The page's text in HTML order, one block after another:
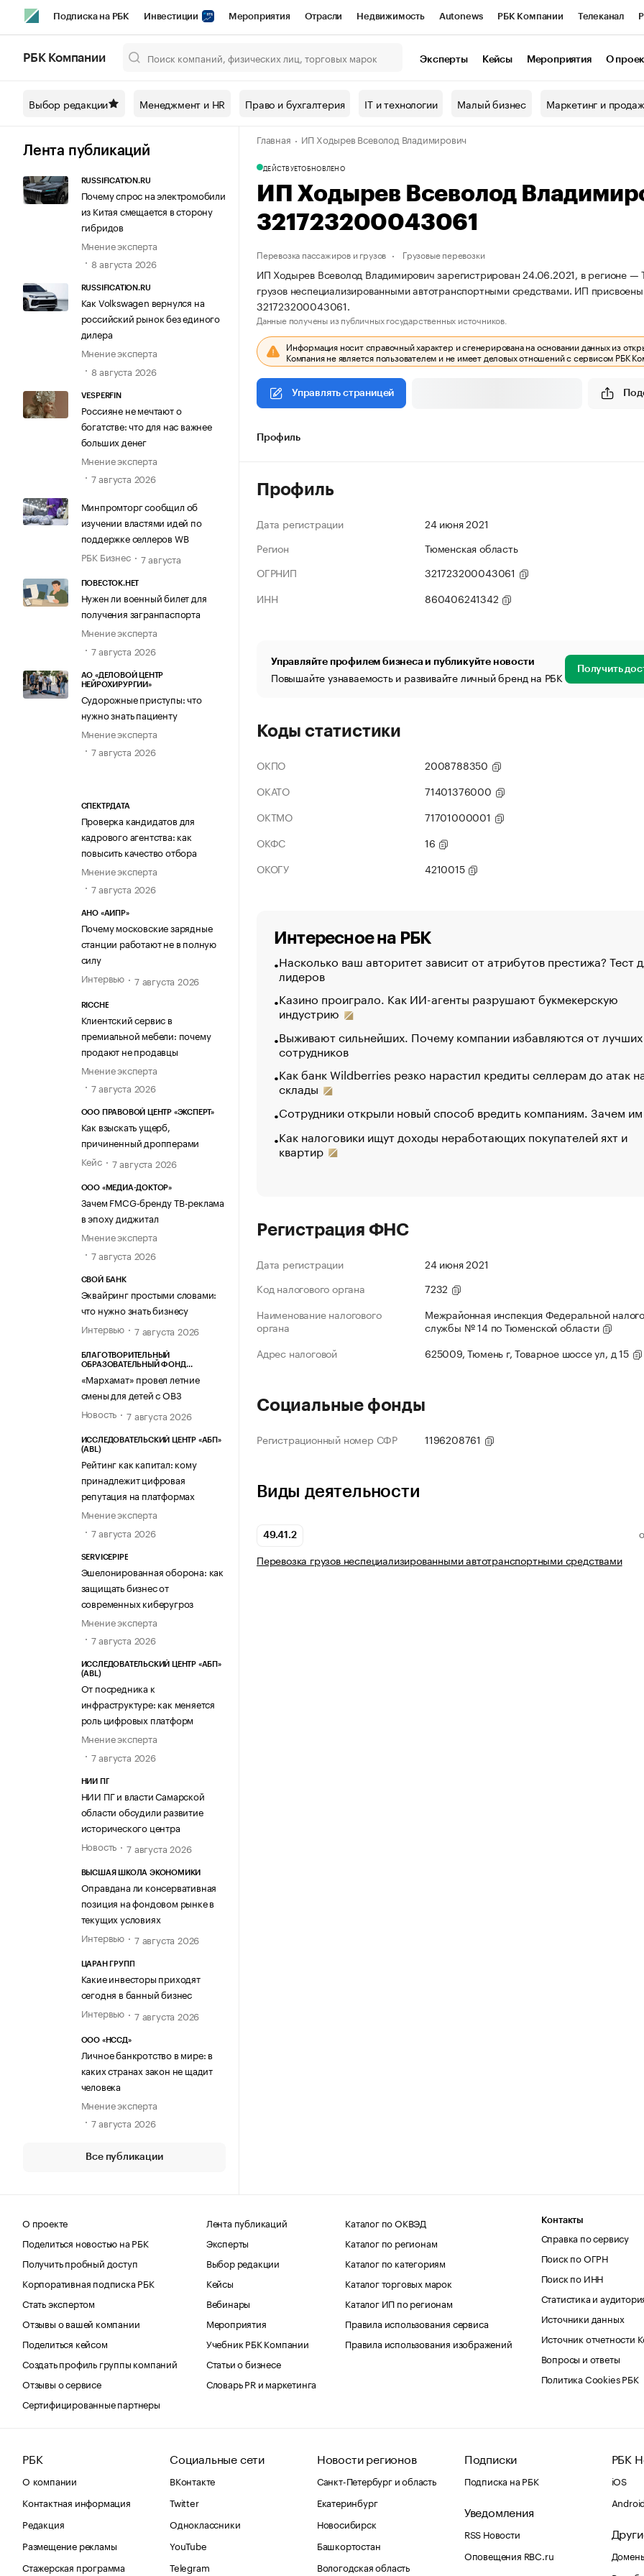
Подписка на РБК Инвестиции Мероприятия Отрасли Недвижимость Autonews РБК Компании Телеканал
Спецпроекты СПб Конференции СПб Спецпроекты Проверка контрагентов
Технологии и медиа Рынок наличной валюты
РБК Компании Эксперты Кейсы Мероприятия О
Выбор редакции Менеджмент и HR Право и бухгалтерия IT и технологии Малый бизнес Маркетинг и
Лента публикаций
RUSSIFICATION.RU
Почему спрос на электромобили
из Китая смещается в сторону
гибридов
Мнение эксперта
8 августа 2026
RUSSIFICATION.RU
Как Volkswagen вернулся на
российский рынок без единого
дилера
Мнение эксперта
8 августа 2026
VESPERFIN
Россияне не мечтают о
богатстве: что для нас важнее
больших денег
Мнение эксперта
7 августа 2026
Минпромторг сообщил об
изучении властями идей по
поддержке селлеров WB
РБК Бизнес
7 августа
ПОВЕСТОК.НЕТ
Нужен ли военный билет для
получения загранпаспорта
Мнение эксперта
7 августа 2026
АО «ДЕЛОВОЙ ЦЕНТР
НЕЙРОХИРУРГИИ»
Судорожные приступы: что
нужно знать пациенту
Мнение эксперта
7 августа 2026
СПЕКТРДАТА
Проверка кандидатов для
кадрового агентства: как
повысить качество отбора
Мнение эксперта
7 августа 2026
АНО «АИПР»
Почему московские зарядные
станции работают не в полную
силу
Интервью
7 августа 2026
RICCHE
Клиентский сервис в
премиальной мебели: почему
продают не продавцы
Мнение эксперта
7 августа 2026
ООО ПРАВОВОЙ ЦЕНТР «ЭКСПЕРТ»
Как взыскать ущерб,
причиненный дропперами
Кейс
7 августа 2026
ООО «МЕДИА-ДОКТОР»
Зачем FMCG-бренду ТВ-реклама
в эпоху диджитал
Мнение эксперта
7 августа 2026
СВОЙ БАНК
Эквайринг простыми словами:
что нужно знать бизнесу
Интервью
7 августа 2026
БЛАГОТВОРИТЕЛЬНЫЙ
ОБРАЗОВАТЕЛЬНЫЙ ФОНД
«Мархамат» провел летние
смены для детей с ОВЗ
Новость
7 августа 2026
ИССЛЕДОВАТЕЛЬСКИЙ ЦЕНТР «АБП»
(ABL)
Рейтинг как капитал: кому
принадлежит цифровая
репутация на платформах
Мнение эксперта
7 августа 2026
SERVICEPIPE
Эшелонированная оборона: как
защищать бизнес от
современных киберугроз
Мнение эксперта
7 августа 2026
ИССЛЕДОВАТЕЛЬСКИЙ ЦЕНТР «АБП»
(ABL)
От посредника к
инфраструктуре: как меняется
роль цифровых платформ
Мнение эксперта
7 августа 2026
НИИ ПГ
НИИ ПГ и власти Самарской
области обсудили развитие
исторического центра
Новость
7 августа 2026
ВЫСШАЯ ШКОЛА ЭКОНОМИКИ
Оправдана ли консервативная
позиция на фондовом рынке в
текущих условиях
Интервью
7 августа 2026
ЦАРАН ГРУПП
Какие инвесторы приходят
сегодня в банный бизнес
Интервью
7 августа 2026
ООО «НССД»
Личное банкротство в мире: в
каких странах закон не щадит
человека
Мнение эксперта
7 августа 2026
Все публикации
Главная ИП Ходырев Всеволод Владимирович
ДЕЙСТВУЕТОБНОВЛЕНО
ИП Ходырев Всеволод
321723200043061
Перевозка пассажиров и грузов Грузовые перевозки
ИП Ходырев Всеволод Владимирович зарегистрирован 24.06.2021, в регионе —
грузов неспециализированными автотранспортными средствами. ИП
321723200043061.
Данные получены из публичных государственных источников.
Информация носит справочный характер и сгенерирована на основании данных из
Компания не является пользователем и не имеет деловых отношений с сервисом РБК
Управлять страницей
Профиль
Профиль
Дата регистрации
24 июня 2021
Регион
Тюменская область
ОГРНИП
321723200043061
ИНН
860406241342
Управляйте профилем бизнеса и публикуйте новости
Повышайте узнаваемость и развивайте личный бренд на РБК Получить
Коды статистики
ОКПО
2008788350
ОКАТО
71401376000
ОКТМО
71701000001
ОКФС
16
ОКОГУ
4210015
Интересное на РБК
Насколько ваш авторитет зависит от атрибутов престижа? Тест
лидеров
Казино проиграло. Как ИИ-агенты разрушают букмекерскую
индустрию
Выживают сильнейших. Почему компании избавляются от лучших
сотрудников
Как банк Wildberries резко нарастил кредиты селлерам до атак
склады
Сотрудники открыли новый способ вредить компаниям. Зачем
Как налоговики ищут доходы неработающих покупателей яхт и
квартир
Регистрация ФНС
Дата регистрации
24 июня 2021
Код налогового органа
7232
Наименование налогового
органа
Межрайонная инспекция Федеральной
службы № 14 по Тюменской области
Адрес налоговой
625009, Тюмень г, Товарное шоссе ул, д 15
Социальные фонды
Регистрационный номер СФР 1196208761
Виды деятельности
49.41.2
Перевозка грузов неспециализированными автотранспортными средствами
О проекте
Поделиться новостью на РБК
Получить пробный доступ
Корпоративная подписка РБК
Стать экспертом
Отзывы о вашей компании
Поделиться кейсом
Создать профиль группы компаний
Отзывы о сервисе
Сертифицированные партнеры
Лента публикаций
Эксперты
Выбор редакции
Кейсы
Вебинары
Мероприятия
Учебник РБК Компании
Статьи о бизнесе
Словарь PR и маркетинга
Каталог по ОКВЭД
Каталог по регионам
Каталог по категориям
Каталог торговых марок
Каталог ИП по регионам
Правила использования сервиса
Правила использования изображений
Контакты
Справка по сервису
Поиск по ОГРН
Поиск по ИНН
Статистика и
Источники данных
Источник отчетности
Вопросы и ответы
Политика Cookies РБК
РБК
О компании
Контактная информация
Редакция
Размещение рекламы
Стажерская программа
Социальные сети
ВКонтакте
Twitter
Одноклассники
YouTube
Telegram
Новости регионов
Санкт-Петербург и область
Екатеринбург
Новосибирск
Башкортостан
Вологодская область
Подписки
Подписка на РБК
Уведомления
RSS Новости
Оповещения RBC.ru
РБК
iOS